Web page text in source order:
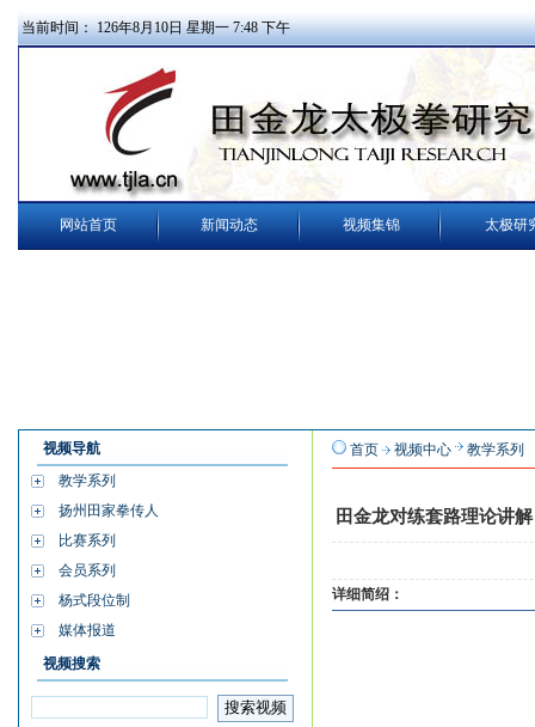
当前时间： 126年8月10日星期一7:48下午
网站首页 新闻动态 视频集锦 太极研
视频导航
教学系列
扬州田家拳传人
比赛系列
会员系列
杨式段位制
媒体报道
视频搜索
首页 视频中心 教学系列
田金龙对练套路理论讲解
详细简绍：